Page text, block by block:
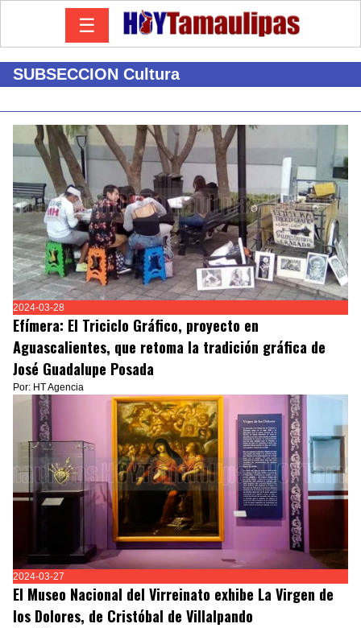
☰
SUBSECCION Cultura
2024-03-28
Efímera: El Triciclo Gráfico, proyecto en
Aguascalientes, que retoma la tradición gráfica de
José Guadalupe Posada
Por: HT Agencia
2024-03-27
El Museo Nacional del Virreinato exhibe La Virgen de
los Dolores, de Cristóbal de Villalpando